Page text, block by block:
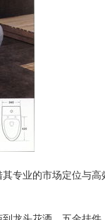
专业的市场定位与